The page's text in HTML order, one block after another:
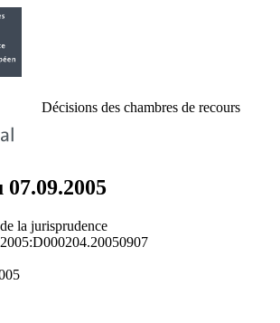
Décisions des chambres de recours
07.09.2005
la jurisprudence